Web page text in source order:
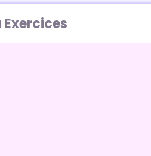
Exercices